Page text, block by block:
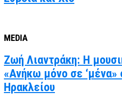
MEDIA
Ζωή Λιαντράκη: Η
«Ανήκω μόνο σε ‘μένα»
Ηρακλείου